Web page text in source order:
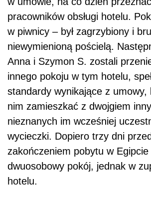
pracowników obsługi hotelu.
w piwnicy – był zagrzybiony i
niewymienioną pościelą.
Anna i Szymon S. zostali
innego pokoju w tym hotelu,
standardy wynikające z umowy,
nim zamieszkać z dwojgiem
nieznanych im wcześniej
wycieczki. Dopiero trzy dni przed
zakończeniem pobytu w
dwuosobowy pokój, jednak w
hotelu.